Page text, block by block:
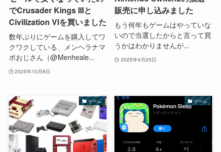
でCrusader Kings IIIと
Civilization VIを買いました
数年ぶりにゲームを購入してワ
クワクしている、メンヘラナマ
ポおじさん（@Menheale...
2025年10月8日
販売に申し込みました
もう何年もゲームはやっていな
いので当選したからと言って買
うかはわかりませんが...
2025年4月25日
ゲーム ゲーム